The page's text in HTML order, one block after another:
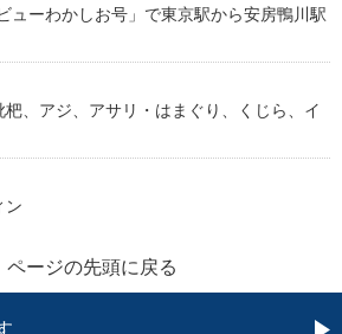
ューわかしお号」で東京駅から安房鴨川駅
、アジ、アサリ・はまぐり、くじら、イ
ン
ページの先頭に戻る